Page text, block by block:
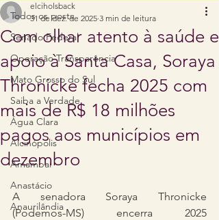
Todos os posts
Senado Federal
Operação Transparência
Mato Grosso do Sul
Saiba a Verdade
Água Clara
Alcinópolis
Amambaí
Anastácio
Anaurilândia
Com olhar atento à saúde e
apoio à Santa Casa, Soraya
Thronicke fecha 2025 com
mais de R$ 18 milhões
pagos aos municípios em
dezembro
elciholsback
31 de dez. de 2025 3 min de leitura
A senadora Soraya Thronicke
(Podemos-MS) encerra 2025